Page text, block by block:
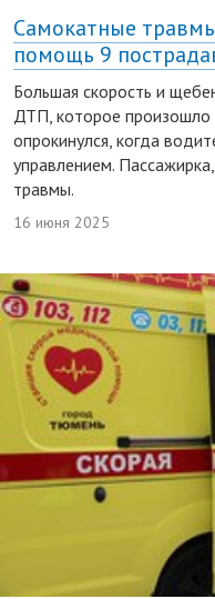
Самокатные
помощь 9
Большая скорость и
ДТП, которое произошло
опрокинулся, когда
управлением.
травмы.
16 июня 2025